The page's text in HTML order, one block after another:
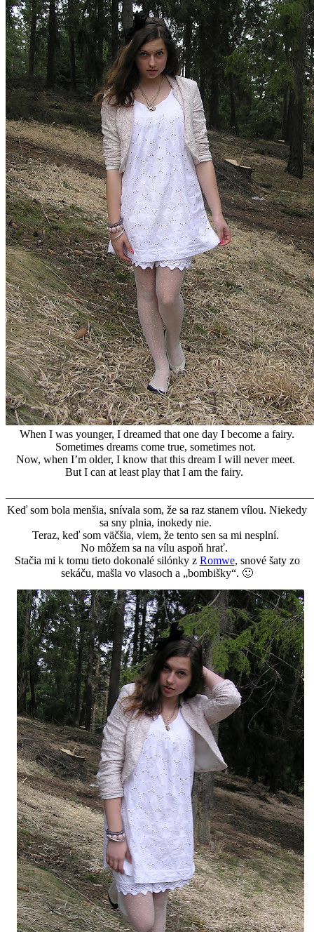
When I was younger, I dreamed that one day I become a fairy.
Sometimes dreams come true, sometimes not.
Now, when I’m older, I know that this dream I will never meet.
But I can at least play that I am the fairy.
Keď som bola menšia, snívala som, že sa raz stanem vílou. Niekedy
sa sny plnia, inokedy nie.
Teraz, keď som väčšia, viem, že tento sen sa mi nesplní.
No môžem sa na vílu aspoň hrať.
Stačia mi k tomu tieto dokonalé silónky z Romwe, snové šaty zo
sekáču, mašla vo vlasoch a „bombišky“. 🙂